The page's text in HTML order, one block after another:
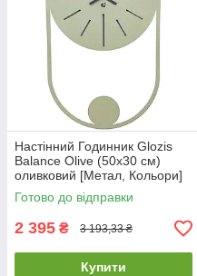
Настінний Годинник Glozis
Balance Olive (50х30 см)
оливковий [Метал, Кольори]
Готово до відправки
2 395 ₴ 3 193,33 ₴
Купити